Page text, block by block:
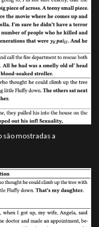
são mostradas a